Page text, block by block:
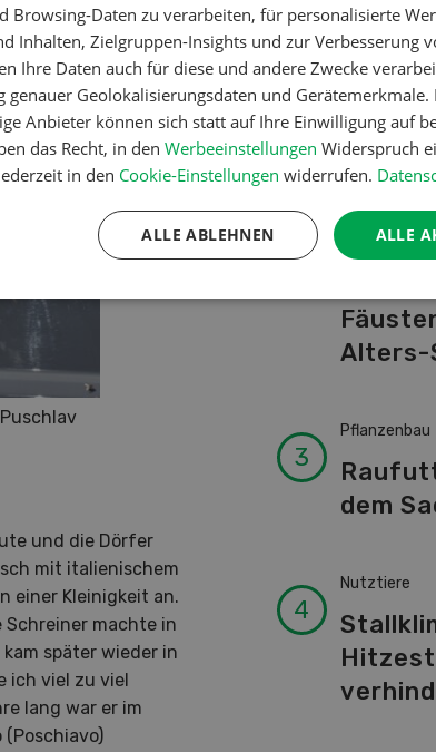
und die Dörfer
mit italienischem
einer Kleinigkeit an.
Schreiner machte in
später wieder in
ich viel zu viel
lang war er im
Nutztiere
von A-
Alters-
Pflanzenbau
dem
Nutztiere
Browsing-Daten zu verarbeiten, für personalisierte
Inhalten, Zielgruppen-Insights und zur Verbesserung
Ihre Daten auch für diese und andere Zwecke
genauer Geolokalisierungsdaten und
Anbieter können sich statt auf Ihre Einwilligung auf
das Recht, in den Werbeeinstellungen Widerspruch
in den Cookie-Einstellungen widerrufen.
ALLE
ALLE ABLEHNEN